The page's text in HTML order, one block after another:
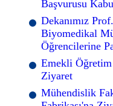
Başvurusu
Dekanımız
Biyomedikal
Öğrencilerine
Emekli Öğretim
Ziyaret
Mühendislik